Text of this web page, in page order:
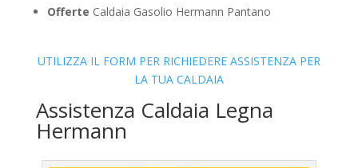
Offerte Caldaia Gasolio Hermann Pantano
UTILIZZA IL FORM PER RICHIEDERE ASSISTENZA PER
LA TUA CALDAIA
Assistenza Caldaia Legna
Hermann